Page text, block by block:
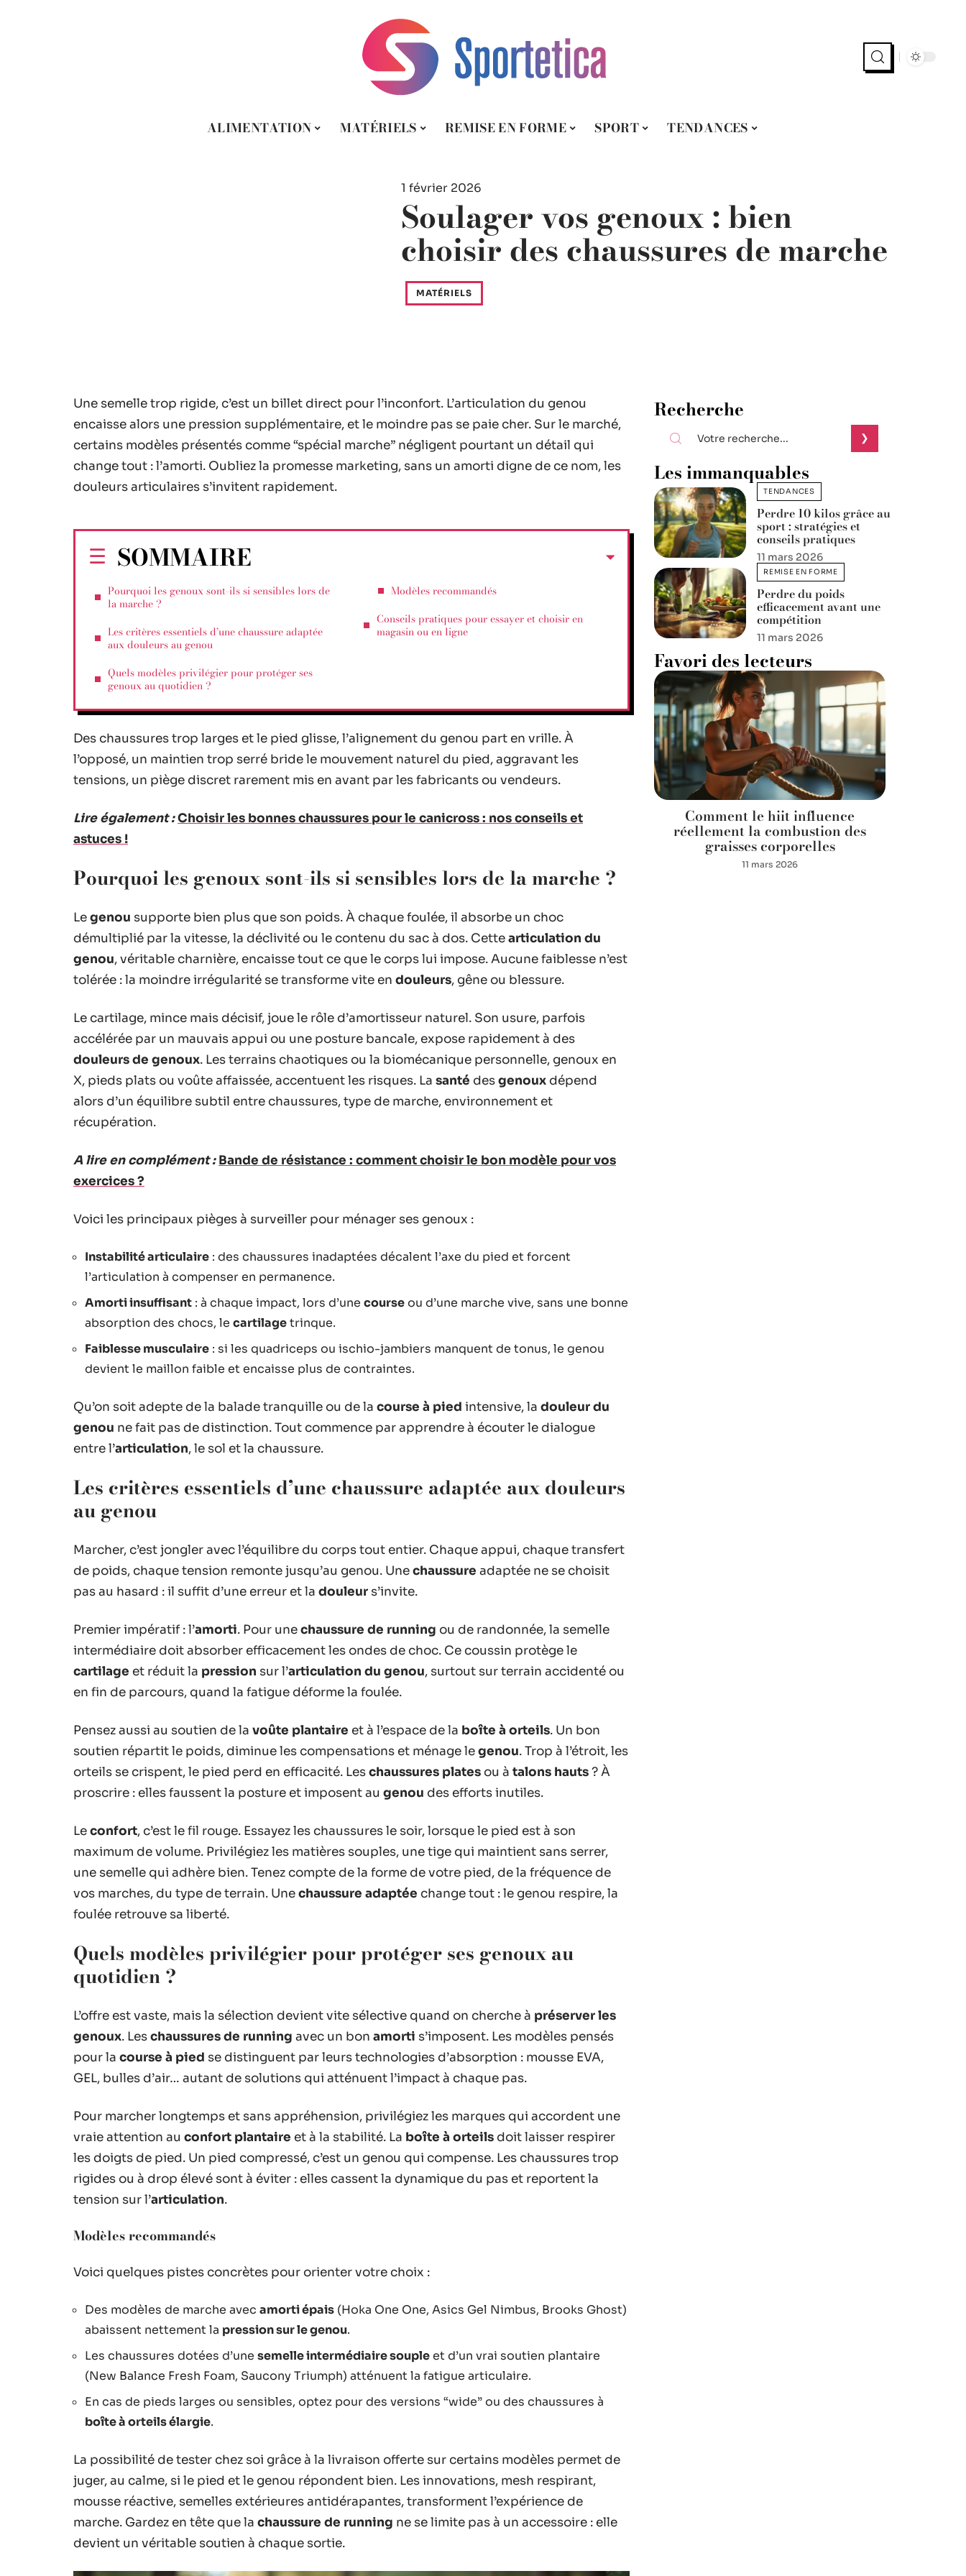
ALIMENTATION MATÉRIELS REMISE EN FORME SPORT TENDANCES
1 février 2026
Soulager vos genoux : bien
choisir des chaussures de marche
MATÉRIELS
Une semelle trop rigide, c’est un billet direct pour l’inconfort. L’articulation du genou
encaisse alors une pression supplémentaire, et le moindre pas se paie cher. Sur le marché,
certains modèles présentés comme “spécial marche” négligent pourtant un détail qui
change tout : l’amorti. Oubliez la promesse marketing, sans un amorti digne de ce nom, les
douleurs articulaires s’invitent rapidement.
SOMMAIRE
Pourquoi les genoux sont-ils si sensibles lors de
la marche ?
Les critères essentiels d’une chaussure adaptée
aux douleurs au genou
Quels modèles privilégier pour protéger ses
genoux au quotidien ?
Modèles recommandés
Conseils pratiques pour essayer et choisir en
magasin ou en ligne
Des chaussures trop larges et le pied glisse, l’alignement du genou part en vrille. À
l’opposé, un maintien trop serré bride le mouvement naturel du pied, aggravant les
tensions, un piège discret rarement mis en avant par les fabricants ou vendeurs.
Lire également :Choisir les bonnes chaussures pour le canicross : nos conseils et
astuces !
Pourquoi les genoux sont-ils si sensibles lors de la marche ?
Legenou supporte bien plus que son poids. À chaque foulée, il absorbe un choc
démultiplié par la vitesse, la déclivité ou le contenu du sac à dos. Cettearticulation du
genou, véritable charnière, encaisse tout ce que le corps lui impose. Aucune faiblesse n’est
tolérée : la moindre irrégularité se transforme vite en douleurs, gêne ou blessure.
Le cartilage, mince mais décisif, joue le rôle d’amortisseur naturel. Son usure, parfois
accélérée par un mauvais appui ou une posture bancale, expose rapidement à des
douleurs de genoux. Les terrains chaotiques ou la biomécanique personnelle, genoux en
X, pieds plats ou voûte affaissée, accentuent les risques. La santé desgenoux dépend
alors d’un équilibre subtil entre chaussures, type de marche, environnement et
récupération.
A lire en complément : Bande de résistance : comment choisir le bon modèle pour vos
exercices ?
Voici les principaux pièges à surveiller pour ménager ses genoux :
Instabilité articulaire : des chaussures inadaptées décalent l’axe du pied et forcent
l’articulation à compenser en permanence.
Amorti insuffisant : à chaque impact, lors d’une courseou d’une marche vive, sans une bonne
absorption des chocs, le cartilagetrinque.
Faiblesse musculaire : si les quadriceps ou ischio-jambiers manquent de tonus, le genou
devient le maillon faible et encaisse plus de contraintes.
Qu’on soit adepte de la balade tranquille ou de la course à pied intensive, la douleur du
genou ne fait pas de distinction. Tout commence par apprendre à écouter le dialogue
entre l’articulation, le sol et la chaussure.
Les critères essentiels d’une chaussure adaptée aux douleurs
au genou
Marcher, c’est jongler avec l’équilibre du corps tout entier. Chaque appui, chaque transfert
de poids, chaque tension remonte jusqu’au genou. Unechaussure adaptée ne se choisit
pas au hasard : il suffit d’une erreur et la douleur s’invite.
Premier impératif : l’amorti. Pour unechaussure de running ou de randonnée, la semelle
intermédiaire doit absorber efficacement les ondes de choc. Ce coussin protège le
cartilage et réduit la pression sur l’articulation du genou, surtout sur terrain accidenté ou
en fin de parcours, quand la fatigue déforme la foulée.
Pensez aussi au soutien de la voûte plantaire et à l’espace de la boîte à orteils. Un bon
soutien répartit le poids, diminue les compensations et ménage legenou. Trop à l’étroit, les
orteils se crispent, le pied perd en efficacité. Leschaussures plates ou à talons hauts? À
proscrire : elles faussent la posture et imposent au genou des efforts inutiles.
Leconfort, c’est le fil rouge. Essayez les chaussures le soir, lorsque le pied est à son
maximum de volume. Privilégiez les matières souples, une tige qui maintient sans serrer,
une semelle qui adhère bien. Tenez compte de la forme de votre pied, de la fréquence de
vos marches, du type de terrain. Unechaussure adaptée change tout : le genou respire, la
foulée retrouve sa liberté.
Quels modèles privilégier pour protéger ses genoux au
quotidien ?
L’offre est vaste, mais la sélection devient vite sélective quand on cherche à préserver les
genoux. Leschaussures de running avec un bon amorti s’imposent. Les modèles pensés
pour la course à pied se distinguent par leurs technologies d’absorption : mousse EVA,
GEL, bulles d’air… autant de solutions qui atténuent l’impact à chaque pas.
Pour marcher longtemps et sans appréhension, privilégiez les marques qui accordent une
vraie attention au confort plantaire et à la stabilité. La boîte à orteils doit laisser respirer
les doigts de pied. Un pied compressé, c’est un genou qui compense. Les chaussures trop
rigides ou à drop élevé sont à éviter : elles cassent la dynamique du pas et reportent la
tension sur l’articulation.
Modèles recommandés
Voici quelques pistes concrètes pour orienter votre choix :
Des modèles de marche avec amorti épais (Hoka One One, Asics Gel Nimbus, Brooks Ghost)
abaissent nettement la pression sur le genou.
Les chaussures dotées d’une semelle intermédiaire soupleet d’un vrai soutien plantaire
(New Balance Fresh Foam, Saucony Triumph) atténuent la fatigue articulaire.
En cas de pieds larges ou sensibles, optez pour des versions “wide” ou des chaussures à
boîte à orteils élargie.
La possibilité de tester chez soi grâce à la livraison offerte sur certains modèles permet de
juger, au calme, si le pied et le genou répondent bien. Les innovations, mesh respirant,
mousse réactive, semelles extérieures antidérapantes, transforment l’expérience de
marche. Gardez en tête que la chaussure de running ne se limite pas à un accessoire : elle
devient un véritable soutien à chaque sortie.
Recherche
Les immanquables
TENDANCES
Perdre 10 kilos grâce au
sport : stratégies et
conseils pratiques
11 mars 2026
REMISE EN FORME
Perdre du poids
efficacement avant une
compétition
11 mars 2026
Favori des lecteurs
Comment le hiit influence
réellement la combustion des
graisses corporelles
11 mars 2026